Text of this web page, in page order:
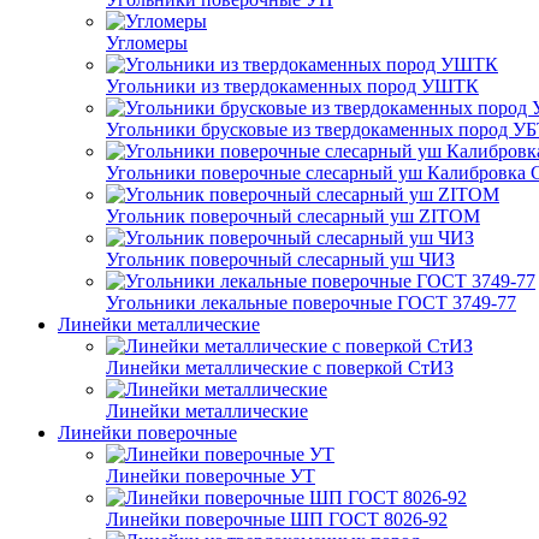
Угломеры
Угольники из твердокаменных пород УШТК
Угольники брусковые из твердокаменных пород
Угольники поверочные слесарный уш Калибровка
Угольник поверочный слесарный уш ZITOM
Угольник поверочный слесарный уш ЧИЗ
Угольники лекальные поверочные ГОСТ 3749-77
Линейки металлические
Линейки металлические с поверкой СтИЗ
Линейки металлические
Линейки поверочные
Линейки поверочные УТ
Линейки поверочные ШП ГОСТ 8026-92